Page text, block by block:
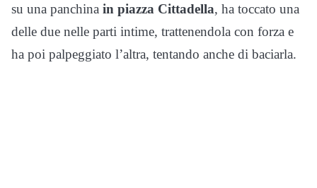
su una panchina in piazza Cittadella, ha toccato una
delle due nelle parti intime, trattenendola con forza e
ha poi palpeggiato l’altra, tentando anche di baciarla.